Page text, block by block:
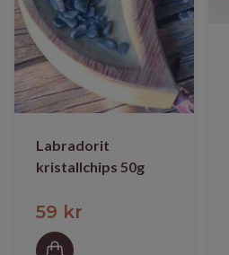
Labradorit
kristallchips 50g
59 kr